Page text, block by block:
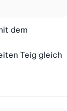
dem
Teig gleich